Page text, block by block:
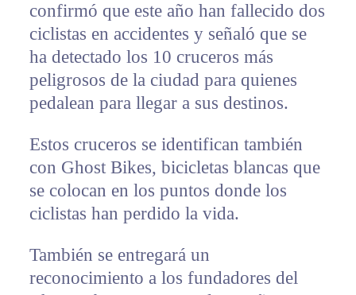
confirmó que este año han fallecido dos
ciclistas en accidentes y señaló que se
ha detectado los 10 cruceros más
peligrosos de la ciudad para quienes
pedalean para llegar a sus destinos.
Estos cruceros se identifican también
con Ghost Bikes, bicicletas blancas que
se colocan en los puntos donde los
ciclistas han perdido la vida.
También se entregará un
reconocimiento a los fundadores del